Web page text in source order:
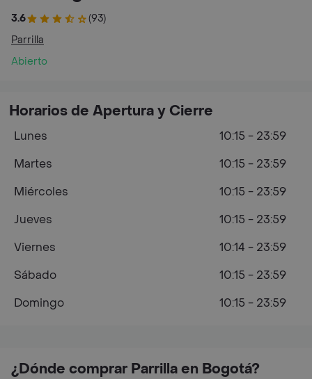
3.6
(93)
Parrilla
Abierto
¿Dónde comprar Parrilla en Bogotá?
Horarios de Apertura y Cierre
Lunes
10:15 - 23:59
Martes
10:15 - 23:59
Miércoles
10:15 - 23:59
Jueves
10:15 - 23:59
Viernes
10:14 - 23:59
Sábado
10:15 - 23:59
Domingo
10:15 - 23:59